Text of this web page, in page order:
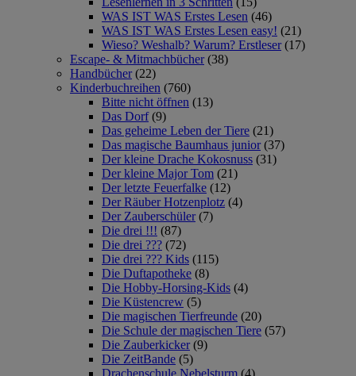
WAS IST WAS Erstes Lesen (46)
WAS IST WAS Erstes Lesen easy! (21)
Wieso? Weshalb? Warum? Erstleser (17)
Escape- & Mitmachbücher (38)
Handbücher (22)
Kinderbuchreihen (760)
Bitte nicht öffnen (13)
Das Dorf (9)
Das geheime Leben der Tiere (21)
Das magische Baumhaus junior (37)
Der kleine Drache Kokosnuss (31)
Der kleine Major Tom (21)
Der letzte Feuerfalke (12)
Der Räuber Hotzenplotz (4)
Der Zauberschüler (7)
Die drei !!! (87)
Die drei ??? (72)
Die drei ??? Kids (115)
Die Duftapotheke (8)
Die Hobby-Horsing-Kids (4)
Die Küstencrew (5)
Die magischen Tierfreunde (20)
Die Schule der magischen Tiere (57)
Die Zauberkicker (9)
Die ZeitBande (5)
Drachenschule Nebelsturm (4)